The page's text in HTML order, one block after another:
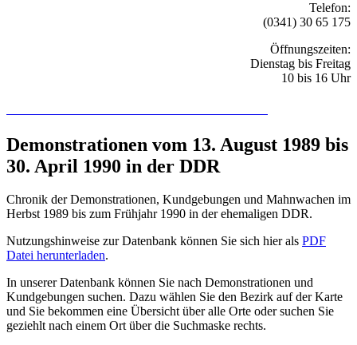
Telefon:
(0341) 30 65 175
Öffnungszeiten:
Dienstag bis Freitag
10 bis 16 Uhr
Demonstrationen vom 13. August 1989 bis
30. April 1990 in der DDR
Chronik der Demonstrationen, Kundgebungen und Mahnwachen im
Herbst 1989 bis zum Frühjahr 1990 in der ehemaligen DDR.
Nutzungshinweise zur Datenbank können Sie sich hier als PDF
Datei herunterladen.
In unserer Datenbank können Sie nach Demonstrationen und
Kundgebungen suchen. Dazu wählen Sie den Bezirk auf der Karte
und Sie bekommen eine Übersicht über alle Orte oder suchen Sie
geziehlt nach einem Ort über die Suchmaske rechts.